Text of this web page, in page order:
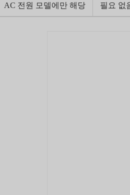
AC 전원 모델에만 해당 필요 없